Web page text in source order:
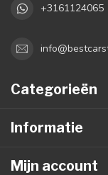
+3161124065
Categorieën
Informatie
Mijn account